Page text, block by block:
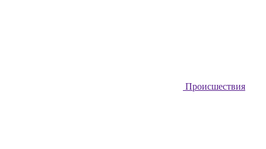
Происшествия